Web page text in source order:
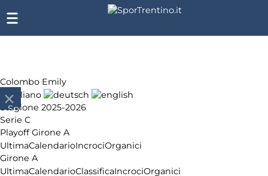
Colombo Emily
Stagione 2025-2026
Serie C
Playoff Girone A
UltimaCalendarioIncrociOrganici
Girone A
UltimaCalendarioClassificaIncrociOrganici
SporTrentino.it
Chi
siamo
Affiliazione
Pubblicità